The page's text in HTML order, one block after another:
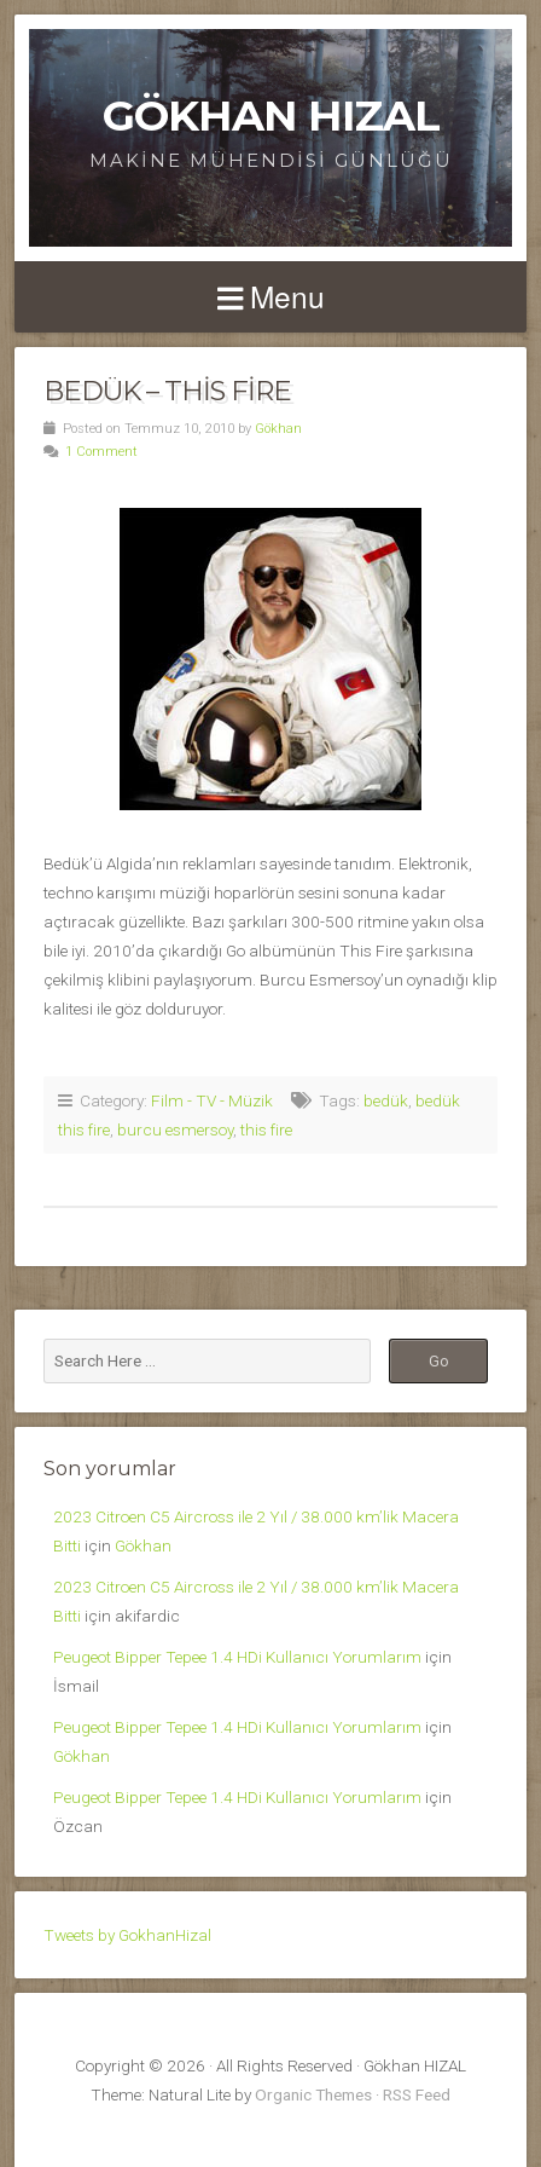
GÖKHAN HIZAL
MAKINE MÜHENDISI GÜNLÜĞÜ
Menu
BEDÜK – THIS FIRE
Posted on Temmuz 10, 2010 by Gökhan
1 Comment
Bedük’ü Algida’nın reklamları sayesinde tanıdım. Elektronik,
techno karışımı müziği hoparlörün sesini sonuna kadar
açtıracak güzellikte. Bazı şarkıları 300-500 ritmine yakın olsa
bile iyi. 2010’da çıkardığı Go albümünün This Fire şarkısına
çekilmiş klibini paylaşıyorum. Burcu Esmersoy’un oynadığı klip
kalitesi ile göz dolduruyor.
Category: Film - TV - Müzik Tags: bedük bedük
this fire burcu esmersoy,this fire
Son yorumlar
2023 Citroen C5 Aircross ile 2 Yıl / 38.000 km’lik Macera
Bitti için Gökhan
2023 Citroen C5 Aircross ile 2 Yıl / 38.000 km’lik Macera
Bitti için akifardic
Peugeot Bipper Tepee 1.4 HDi Kullanıcı Yorumlarım için
İsmail
Peugeot Bipper Tepee 1.4 HDi Kullanıcı Yorumlarım için
Gökhan
Peugeot Bipper Tepee 1.4 HDi Kullanıcı Yorumlarım için
Özcan
Tweets by GokhanHizal
Copyright © 2026 · All Rights Reserved · Gökhan HIZAL
Theme: Natural Lite by Organic Themes · RSS Feed